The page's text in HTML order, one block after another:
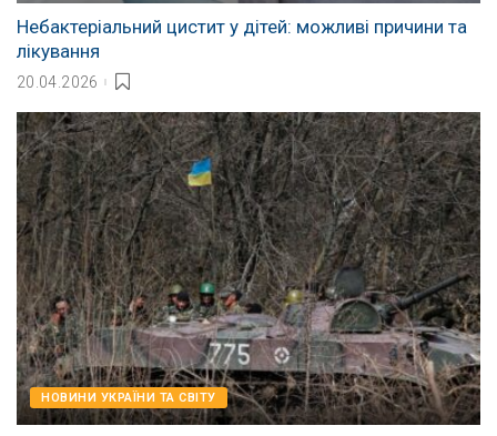
Небактеріальний цистит у дітей: можливі причини та
лікування
20.04.2026
НОВИНИ УКРАЇНИ ТА СВІТУ